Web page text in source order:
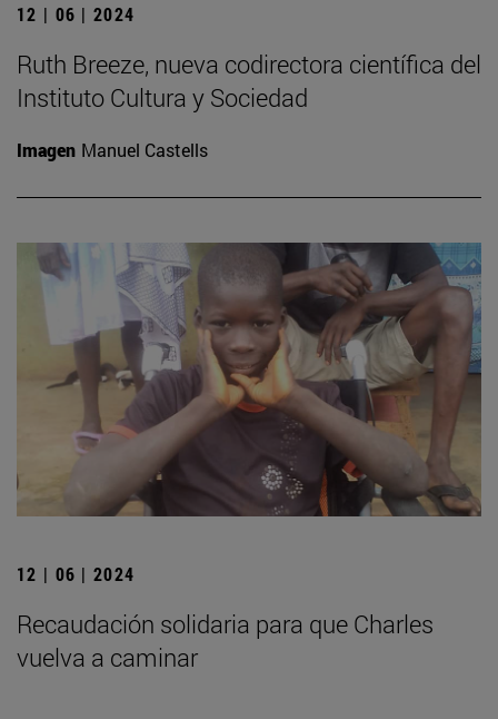
12 | 06 | 2024
Ruth Breeze, nueva codirectora científica del
Instituto Cultura y Sociedad
Imagen Manuel Castells
12 | 06 | 2024
Recaudación solidaria para que Charles
vuelva a caminar